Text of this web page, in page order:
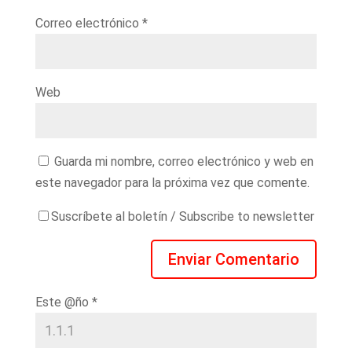
Correo electrónico *
Web
Guarda mi nombre, correo electrónico y web en
este navegador para la próxima vez que comente.
Suscríbete al boletín / Subscribe to newsletter
Este @ño *